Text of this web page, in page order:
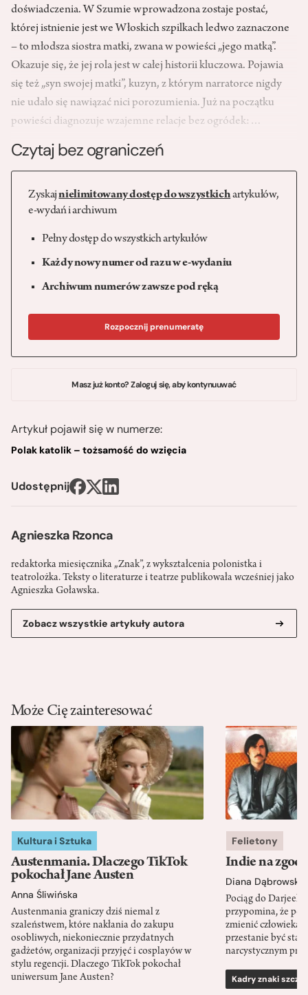
Agnieszka Rzonca
redaktorka miesięcznika „Znak”, z wykształcenia polonistka i
teatrolożka. Teksty o literaturze i teatrze publikowała wcześniej jako
Agnieszka Goławska.
Zobacz wszystkie artykuły autora
doświadczenia. W Szumie wprowadzona zostaje postać,
której istnienie jest we Włoskich szpilkach ledwo zaznaczone
– to młodsza siostra matki, zwana w powieści „jego matką”.
Okazuje się, że jej rola jest w całej historii kluczowa. Pojawia
się też „syn swojej matki”, kuzyn, z którym narratorce nigdy
nie udało się nawiązać nici porozumienia. Już na początku
powieści diagnozuje wzajemne relacje bez ogródek:…
Czytaj bez ograniczeń
Zyskajnielimitowany dostęp do wszystkichartykułów,
e-wydań i archiwum
Pełny dostęp do wszystkich artykułów
Każdy nowy numer od razu w e-wydaniu
Archiwum numerów zawsze pod ręką
Rozpocznij prenumeratę
Masz już konto? Zaloguj się, aby kontynuuwać
Artykuł pojawił się w numerze:
Polak katolik – tożsamość do wzięcia
Udostępnij
Może Cię zainteresować
Kultura i Sztuka
Austenmania. Dlaczego TikTok
pokochał Jane Austen
Anna Śliwińska
Austenmania graniczy dziś niemal z
szaleństwem, które nakłania do zakupu
osobliwych, niekoniecznie przydatnych
gadżetów, organizacji przyjęć i cosplayów w
stylu regencji. Dlaczego TikTok pokochał
uniwersum Jane Austen?
Felietony
Indie na
Diana Dąbrowska
Pociąg do
przypomina, że
zmienić człowieka
przestanie być
narcystycznym
Kadry znaki